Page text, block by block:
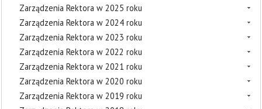
Zarządzenia Rektora w 2025 roku
Zarządzenia Rektora w 2024 roku
Zarządzenia Rektora w 2023 roku
Zarządzenia Rektora w 2022 roku
Zarządzenia Rektora w 2021 roku
Zarządzenia Rektora w 2020 roku
Zarządzenia Rektora w 2019 roku